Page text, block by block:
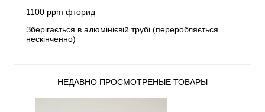
1100 ppm фторид
Зберігається в алюмінієвій трубі (переробляється
нескінченно)
НЕДАВНО ПРОСМОТРЕНЫЕ ТОВАРЫ